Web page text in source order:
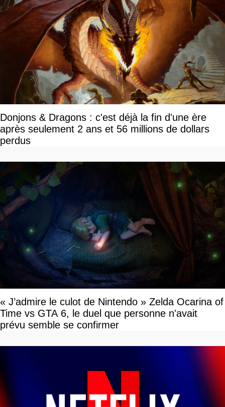
Donjons & Dragons : c'est déjà la fin d'une ère
après seulement 2 ans et 56 millions de dollars
perdus
« J’admire le culot de Nintendo » Zelda Ocarina of
Time vs GTA 6, le duel que personne n'avait
prévu semble se confirmer